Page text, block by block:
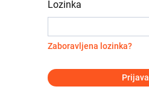
Lozinka
Zaboravljena lozinka?
Prijava